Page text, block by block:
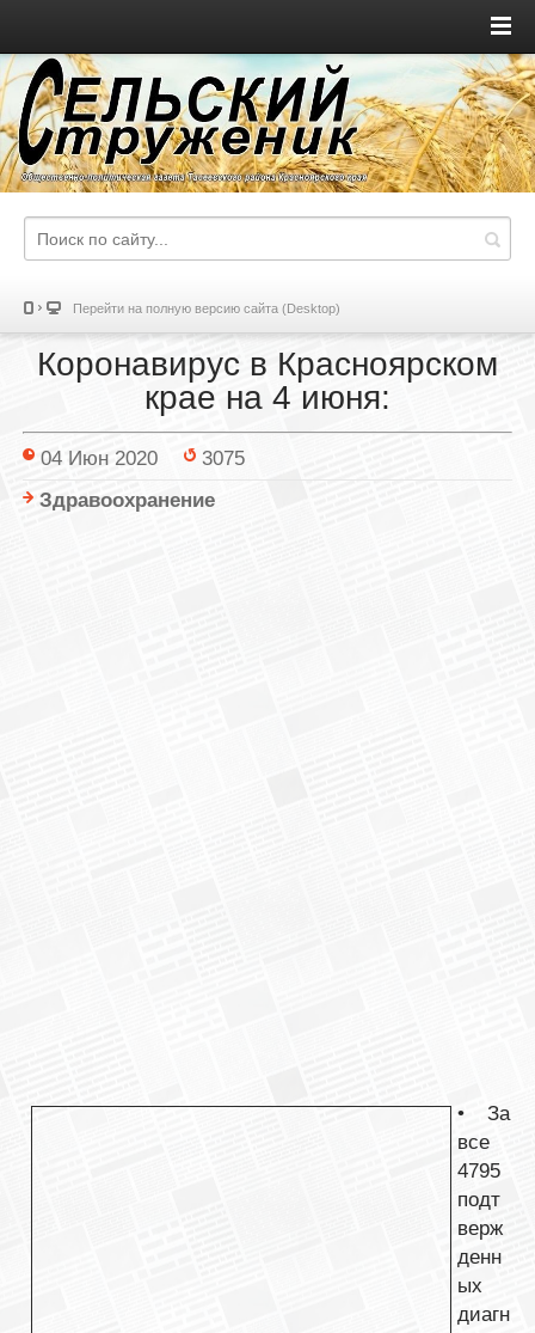
Перейти на полную версию сайта (Desktop)
Коронавирус в Красноярском
крае на 4 июня:
04 Июн 2020
3075
Здравоохранение
• За
все
4795
подт
верж
денн
ых
диагн